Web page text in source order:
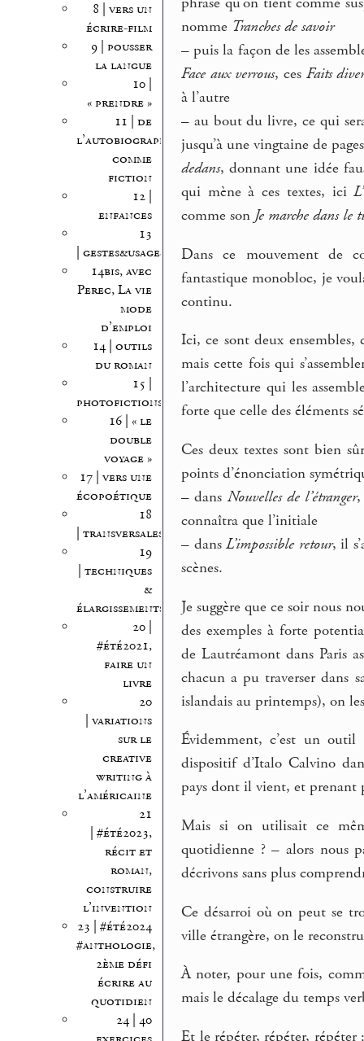
8 | vers un
écrire-film
9 | pousser
la langue
10 |
« prendre »
11 | de
l’autobiographie
comme
fiction
12 |
enfances
13
| gestes&usages
14bis, avec
Perec, La vie
mode
d’emploi
14 | outils
du roman
15 |
photofictions
16 | « le
double
voyage »
17 | vers une
écopoétique
18
| transversales
19
| techniques
&
élargissements
20 |
#été2021,
faire un
livre
20
| variations
sur le
creative
writing à
l’américaine
21
| #été2023,
récit et
roman,
construire
l’invention
23 | #été2024
#anthologie,
2ème défi
écrire au
quotidien
24 | 40
nomme Tranches de savoir
– puis la façon de les
Face aux verrous, ces Faits
à l’autre
– au bout du livre, ce qui
jusqu’à une vingtaine de
dedans, donnant une idée
qui mène à ces textes, ici
comme son Je marche dans le
Dans ce mouvement de
fantastique monobloc, je
continu.
Ici, ce sont deux ensembles,
mais cette fois qui
l’architecture qui les
forte que celle des éléments
Ces deux textes sont bien
points d’énonciation
– dans Nouvelles de l’étranger
connaîtra que l’initiale
– dansL’impossible retour, il
scènes.
Je suggère que ce soir nous
des exemples à forte
de Lautréamont dans Paris
chacun a pu traverser dans
islandais au printemps), on
Évidemment, c’est un
dispositif d’Italo Calvino
pays dont il vient, et prenant
Mais si on utilisait ce
quotidienne ? – alors nous
décrivons sans plus
Ce désarroi où on peut se
ville étrangère, on le
À noter, pour une fois,
mais le décalage du temps
Et le répéter, répéter,